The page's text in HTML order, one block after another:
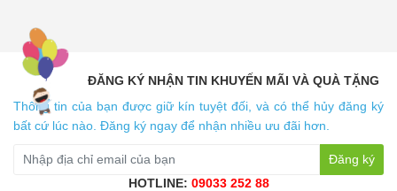
ĐĂNG KÝ NHẬN TIN KHUYẾN MÃI VÀ QUÀ TẶNG
Thông tin của bạn được giữ kín tuyệt đối, và có thể hủy đăng ký
bất cứ lúc nào. Đăng ký ngay để nhận nhiều ưu đãi hơn.
Đăng ký
HOTLINE: 09033 252 88